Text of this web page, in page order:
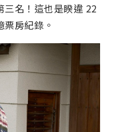
三名！這也是睽違 22
房紀錄。